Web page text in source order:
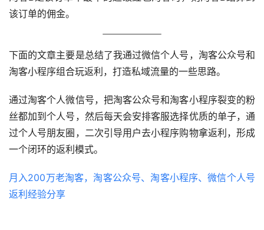
该订单的佣金。
下面的文章主要是总结了我通过微信个人号，淘客公众号和
淘客小程序组合玩返利，打造私域流量的一些思路。
通过淘客个人微信号，把淘客公众号和淘客小程序裂变的粉
丝都加到个人号，然后每天会安排客服选择优质的单子，通
过个人号朋友圈，二次引导用户去小程序购物拿返利，形成
一个闭环的返利模式。
月入200万老淘客，淘客公众号、淘客小程序、微信个人号
返利经验分享